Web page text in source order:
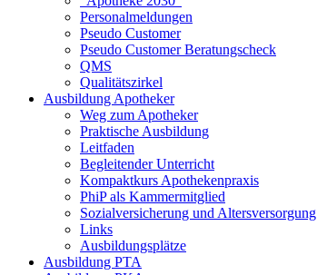
Personalmeldungen
Pseudo Customer
Pseudo Customer Beratungscheck
QMS
Qualitätszirkel
Ausbildung Apotheker
Weg zum Apotheker
Praktische Ausbildung
Leitfaden
Begleitender Unterricht
Kompaktkurs Apothekenpraxis
PhiP als Kammermitglied
Sozialversicherung und Altersversorgung
Links
Ausbildungsplätze
Ausbildung PTA